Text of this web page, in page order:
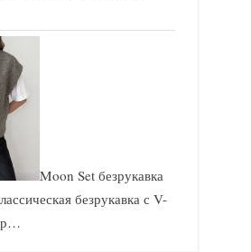
Moon Set безрукавка
безрукавка с V-